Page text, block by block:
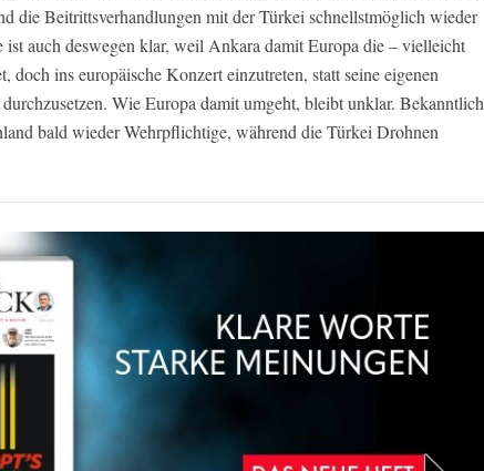
die Beitrittsverhandlungen mit der Türkei schnellstmöglich wieder
ist auch deswegen klar, weil Ankara damit Europa die – vielleicht
doch ins europäische Konzert einzutreten, statt seine eigenen
Wie Europa damit umgeht, bleibt unklar. Bekanntlich
bald wieder Wehrpflichtige, während die Türkei Drohnen